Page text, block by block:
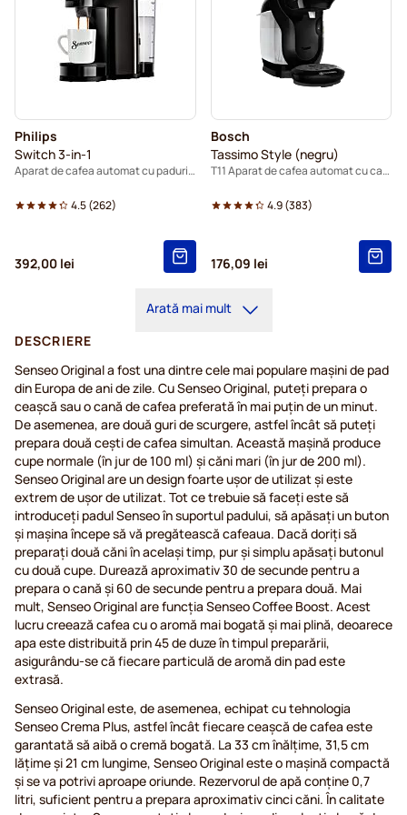
Philips
Switch 3-in-1
Aparat de cafea automat cu paduri - negru
4.5(262)
392,00 lei
Bosch
Tassimo Style (negru)
T11 Aparat de cafea automat cu capsule
4.9(383)
176,09 lei
Arată mai mult
DESCRIERE
Senseo Original a fost una dintre cele mai populare mașini de pad
din Europa de ani de zile. Cu Senseo Original, puteți prepara o
ceașcă sau o cană de cafea preferată în mai puțin de un minut.
De asemenea, are două guri de scurgere, astfel încât să puteți
prepara două cești de cafea simultan. Această mașină produce
cupe normale (în jur de 100 ml) și căni mari (în jur de 200 ml).
Senseo Original are un design foarte ușor de utilizat și este
extrem de ușor de utilizat. Tot ce trebuie să faceți este să
introduceți padul Senseo în suportul padului, să apăsați un buton
și mașina începe să vă pregătească cafeaua. Dacă doriți să
preparați două căni în același timp, pur și simplu apăsați butonul
cu două cupe. Durează aproximativ 30 de secunde pentru a
prepara o cană și 60 de secunde pentru a prepara două. Mai
mult, Senseo Original are funcția Senseo Coffee Boost. Acest
lucru creează cafea cu o aromă mai bogată și mai plină, deoarece
apa este distribuită prin 45 de duze în timpul preparării,
asigurându-se că fiecare particulă de aromă din pad este
extrasă.
Senseo Original este, de asemenea, echipat cu tehnologia
Senseo Crema Plus, astfel încât fiecare ceașcă de cafea este
garantată să aibă o cremă bogată. La 33 cm înălțime, 31,5 cm
lățime și 21 cm lungime, Senseo Original este o mașină compactă
și se va potrivi aproape oriunde. Rezervorul de apă conține 0,7
litri, suficient pentru a prepara aproximativ cinci căni. În calitate